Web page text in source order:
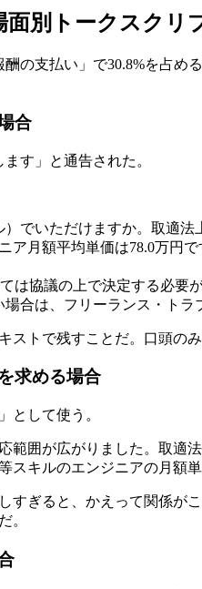
別トークスクリ
の支払い」で30.8%を占める
合
す」と通告された。
でいただけますか。取適
ア月額平均単価は78.0万円で
は協議の上で決定する必
合は、フリーランス・ト
トで残すことだ。口頭の
求める場合
として使う。
範囲が広がりました。取
キルのエンジニアの月額
ぎると、かえって関係
。